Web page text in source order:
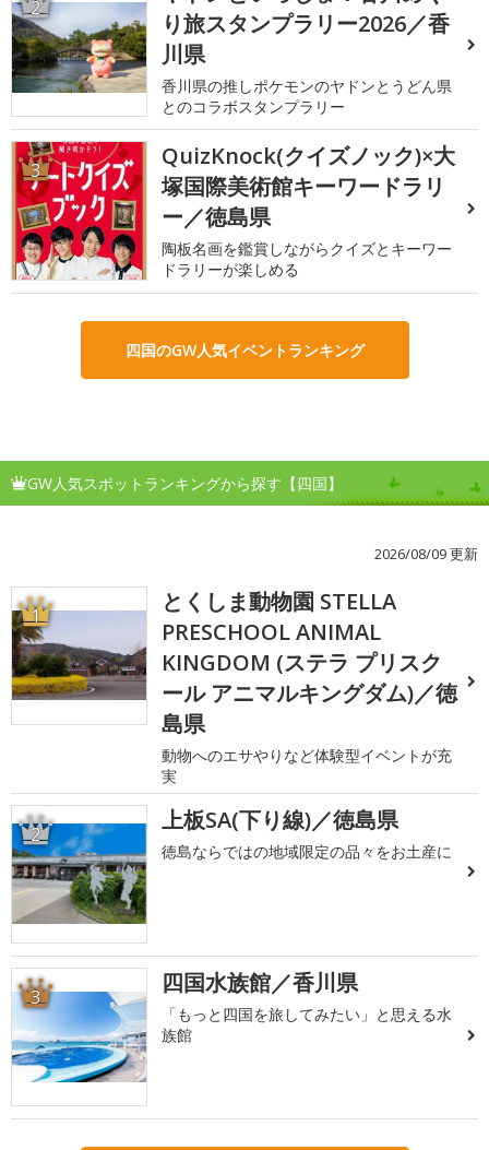
2
り旅スタンプラリー2026／香
川県
香川県の推しポケモンのヤドンとうどん県
とのコラボスタンプラリー
3
QuizKnock(クイズノック)×大
塚国際美術館キーワードラリ
ー／徳島県
陶板名画を鑑賞しながらクイズとキーワー
ドラリーが楽しめる
四国のGW人気イベントランキング
GW人気スポットランキングから探す【四国】
2026/08/09 更新
1
とくしま動物園 STELLA
PRESCHOOL ANIMAL
KINGDOM (ステラ プリスク
ール アニマルキングダム)／徳
島県
動物へのエサやりなど体験型イベントが充
実
2 上板SA(下り線)／徳島県
徳島ならではの地域限定の品々をお土産に
3 四国水族館／香川県
「もっと四国を旅してみたい」と思える水
族館